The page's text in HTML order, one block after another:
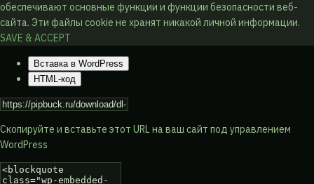
обеспечивают основные функции и функции безопасности веб-
сайта. Эти файлы cookie не хранят никакой личной информации.
SAVE & ACCEPT
Вставка в WordPress
HTML-код
Скопируйте и вставьте этот URL на ваш сайт под управлением
WordPress